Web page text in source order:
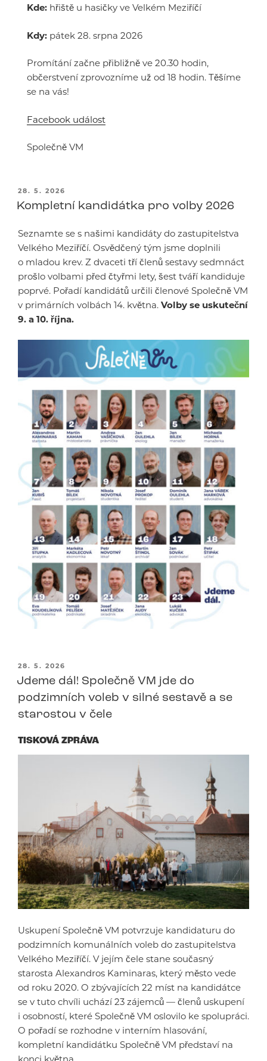
Kde: hřiště u hasičky ve Velkém Meziříčí
Kdy: pátek 28. srpna 2026
Promítání začne přibližně ve 20.30 hodin,
občerstvení zprovozníme už od 18 hodin. Těšíme
se na vás!
Facebook událost
Společně VM
PUBLIKOVÁNO
28. 5. 2026
Kompletní kandidátka pro volby 2026
Seznamte se s našimi kandidáty do zastupitelstva
Velkého Meziříčí. Osvědčený tým jsme doplnili
o mladou krev. Z dvaceti tří členů sestavy sedmnáct
prošlo volbami před čtyřmi lety, šest tváří kandiduje
poprvé. Pořadí kandidátů určili členové Společně VM
v primárních volbách 14. května. Volby se uskuteční
9. a 10. října.
PUBLIKOVÁNO
28. 5. 2026
Jdeme dál! Společně VM jde do
podzimních voleb v silné sestavě a se
starostou v čele
TISKOVÁ ZPRÁVA
Uskupení Společně VM potvrzuje kandidaturu do
podzimních komunálních voleb do zastupitelstva
Velkého Meziříčí. V jejím čele stane současný
starosta Alexandros Kaminaras, který město vede
od roku 2020. O zbývajících 22 míst na kandidátce
se v tuto chvíli uchází 23 zájemců — členů uskupení
i osobností, které Společně VM oslovilo ke spolupráci.
O pořadí se rozhodne v interním hlasování,
kompletní kandidátku Společně VM představí na
konci května.